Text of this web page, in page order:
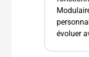
évoluer